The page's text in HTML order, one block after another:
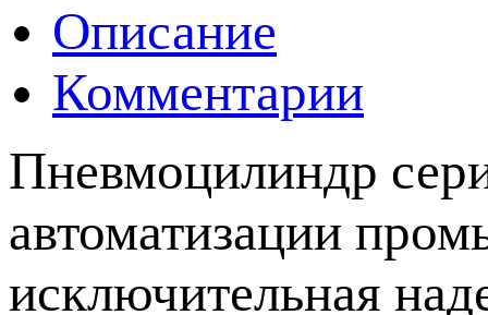
Описание
Комментарии
Пневмоцилиндр
автоматизации
исключительная